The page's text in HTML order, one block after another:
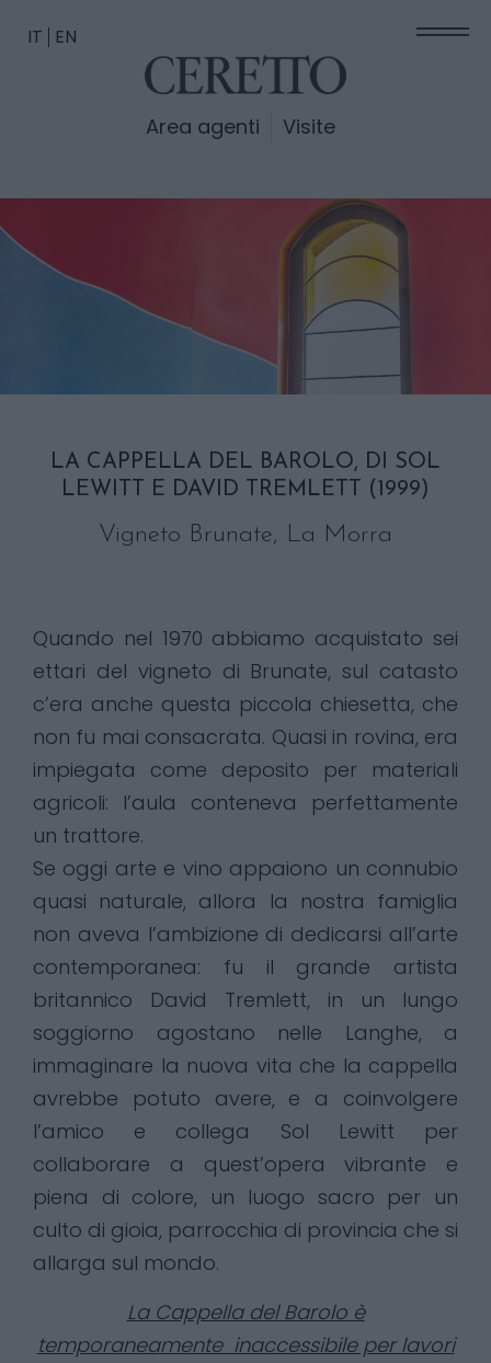
Area agenti Visite
IT EN
LA CAPPELLA DEL BAROLO, DI SOL
LEWITT E DAVID TREMLETT (1999)
Vigneto Brunate, La Morra
Quando nel 1970 abbiamo acquistato sei
ettari del vigneto di Brunate, sul catasto
c’era anche questa piccola chiesetta, che
non fu mai consacrata. Quasi in rovina, era
impiegata come deposito per materiali
agricoli: l’aula conteneva perfettamente
un trattore.
Se oggi arte e vino appaiono un connubio
quasi naturale, allora la nostra famiglia
non aveva l’ambizione di dedicarsi all’arte
contemporanea: fu il grande artista
britannico David Tremlett, in un lungo
soggiorno agostano nelle Langhe, a
immaginare la nuova vita che la cappella
avrebbe potuto avere, e a coinvolgere
l’amico e collega Sol Lewitt per
collaborare a quest’opera vibrante e
piena di colore, un luogo sacro per un
culto di gioia, parrocchia di provincia che si
allarga sul mondo.
La Cappella del Barolo è
temporaneamente inaccessibile per lavori